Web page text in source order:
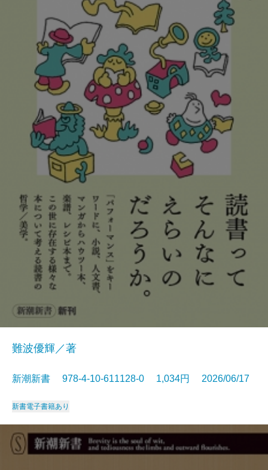
難波優輝／著
新潮新書 978-4-10-611128-0 1,034円 2026/06/17
新書電子書籍あり